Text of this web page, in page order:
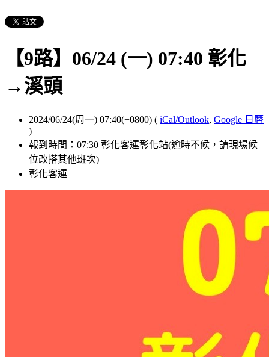
【9路】06/24 (一) 07:40 彰化
→溪頭
2024/06/24(周一) 07:40(+0800) ( iCal/Outlook, Google 日曆
)
報到時間：07:30 彰化客運彰化站(逾時不候，請現場候
位改搭其他班次)
彰化客運